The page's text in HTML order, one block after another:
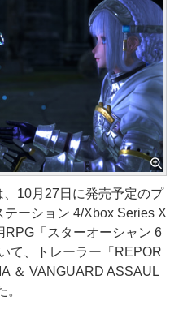
10月27日に発売予定のプ
ーション 4/Xbox Series X
RPG「スターオーシャン 6
て、トレーラー「REPOR
＆ VANGUARD ASSAUL